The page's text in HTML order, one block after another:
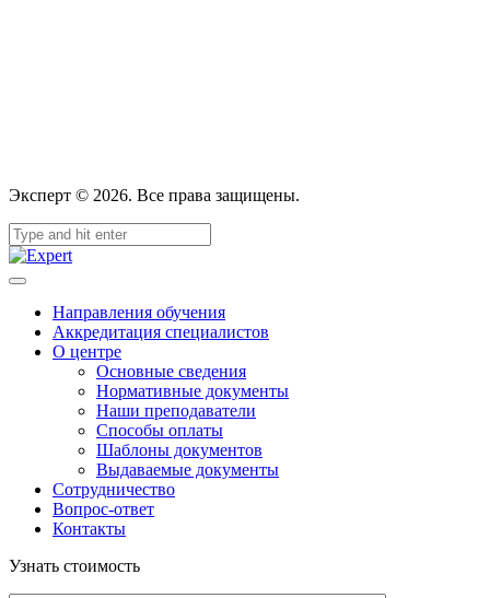
Эксперт © 2026. Все права защищены.
Направления обучения
Аккредитация специалистов
О центре
Основные сведения
Нормативные документы
Наши преподаватели
Способы оплаты
Шаблоны документов
Выдаваемые документы
Сотрудничество
Вопрос-ответ
Контакты
Узнать стоимость